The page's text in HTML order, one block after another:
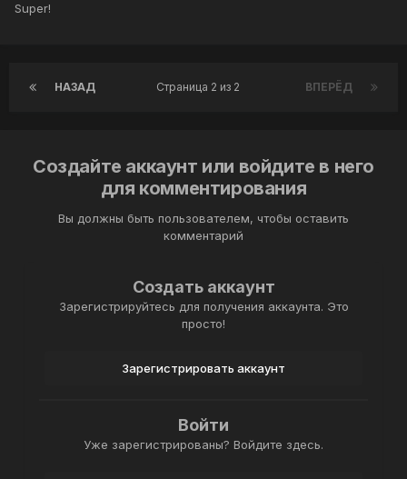
Super!
НАЗАД ВПЕРЁД
Страница 2 из 2
Создайте аккаунт или войдите в него
для комментирования
Вы должны быть пользователем, чтобы оставить
комментарий
Создать аккаунт
Зарегистрируйтесь для получения аккаунта. Это
просто!
Зарегистрировать аккаунт
Войти
Уже зарегистрированы? Войдите здесь.